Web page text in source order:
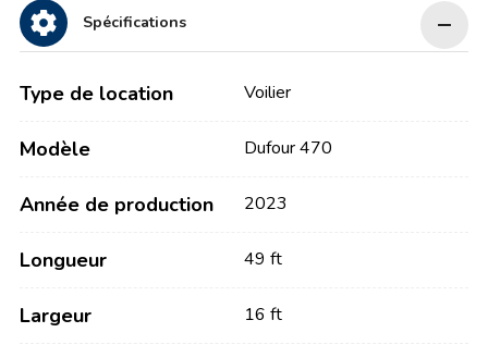
Spécifications
Type de location Voilier
Modèle Dufour 470
Année de production 2023
Longueur 49 ft
Largeur 16 ft